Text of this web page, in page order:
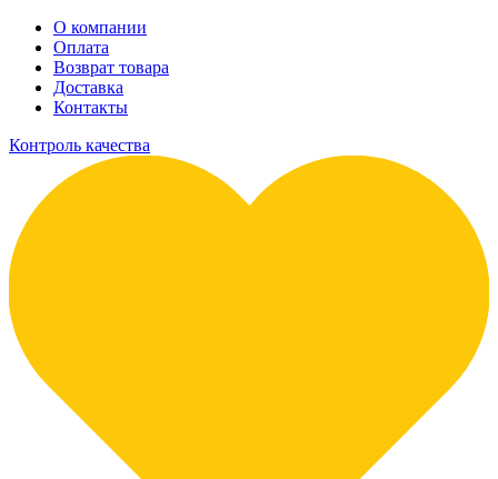
О компании
Оплата
Возврат товара
Доставка
Контакты
Контроль качества